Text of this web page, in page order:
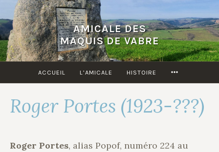
Accéder
au
contenu
principal
AMICALE DES
MAQUIS DE VABRE
ACCUEIL L’AMICALE HISTOIRE
Roger Portes (1923-???)
Roger Portes, alias Popof, numéro 224 au